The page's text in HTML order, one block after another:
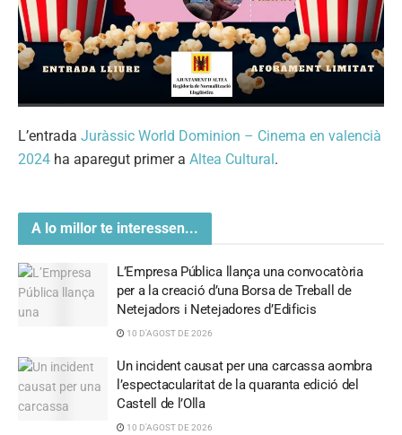
L’entrada Juràssic World Dominion – Cinema en valencià
2024 ha aparegut primer a Altea Cultural.
A lo millor te interessen...
L’Empresa Pública llança una convocatòria
per a la creació d’una Borsa de Treball de
Netejadors i Netejadores d’Edificis
10 D'AGOST DE 2026
Un incident causat per una carcassa aombra
l’espectacularitat de la quaranta edició del
Castell de l’Olla
10 D'AGOST DE 2026